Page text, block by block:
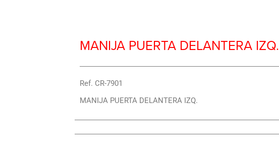
MANIJA PUERTA DELANTERA IZQ.
Ref. CR-7901
MANIJA PUERTA DELANTERA IZQ.